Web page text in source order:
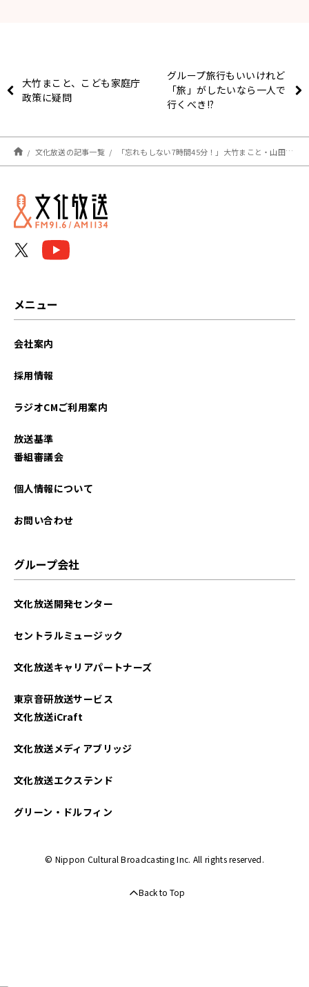
大竹まこと、こども家庭庁
政策に疑問
グループ旅行もいいけれど
「旅」がしたいなら一人で
行くべき!?
文化放送の記事一覧 「忘れもしない7時間45分！」大竹まこと・山田雅人が上岡龍太郎と共に出場したマラソンのイヤな思い出を語る
メニュー
会社案内
採用情報
ラジオCMご利用案内
放送基準
番組審議会
個人情報について
お問い合わせ
グループ会社
文化放送開発センター
セントラルミュージック
文化放送キャリアパートナーズ
東京音研放送サービス
文化放送iCraft
文化放送メディアブリッジ
文化放送エクステンド
グリーン・ドルフィン
© Nippon Cultural Broadcasting Inc. All rights reserved.
Back to Top